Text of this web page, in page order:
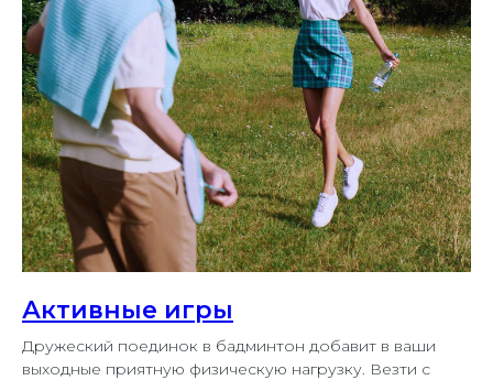
Активные игры
Дружеский поединок в бадминтон добавит в ваши
выходные приятную физическую нагрузку. Везти с